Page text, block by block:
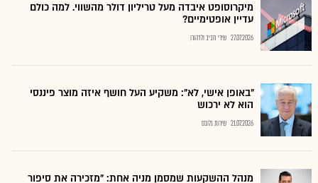
מיקרוסופט איבדה מעל טריליון דולר מהשווי. למה כולם
עדיין אופטימיים?
27.07.2026 שירי חביב ולדהורן
"באופן אישי, לא": משקיע העל חושף איזה מוצר פיננסי
הוא לא ירכוש
21.07.2026 שירות גלובס
מנהל ההשקעות שמסמן מניה אחת: "מזכירה את סיפור